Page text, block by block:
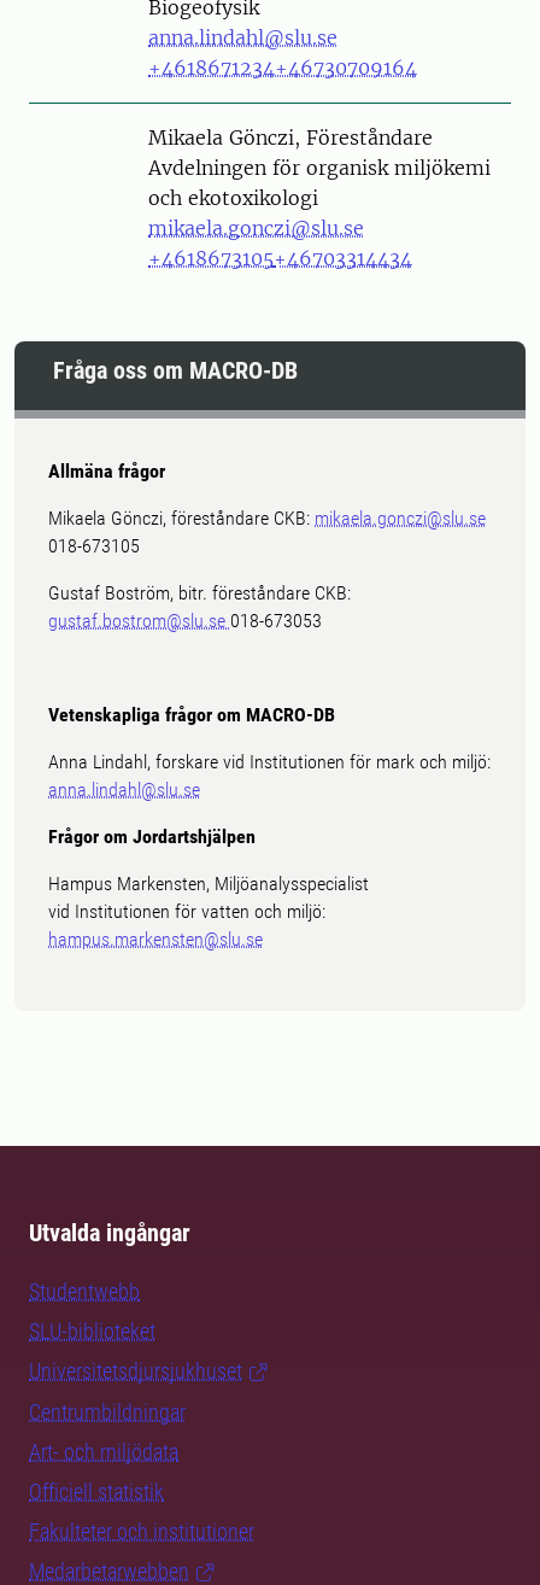
Biogeofysik
anna.lindahl@slu.se
+4618671234+46730709164
PersonMikaela Gönczi, Föreståndare
Avdelningen för organisk miljökemi
och ekotoxikologi
mikaela.gonczi@slu.se
+4618673105+46703314434
Fråga oss om MACRO-DB
Allmäna frågor
Mikaela Gönczi, föreståndare CKB: mikaela.gonczi@slu.se
018-673105
Gustaf Boström, bitr. föreståndare CKB:
gustaf.bostrom@slu.se 018-673053
Vetenskapliga frågor om MACRO-DB
Anna Lindahl, forskare vid Institutionen för mark och miljö:
anna.lindahl@slu.se
Frågor om Jordartshjälpen
Hampus Markensten, Miljöanalysspecialist
vid Institutionen för vatten och miljö:
hampus.markensten@slu.se
Utvalda ingångar
Studentwebb
SLU-biblioteket
Universitetsdjursjukhuset
Centrumbildningar
Art- och miljödata
Officiell statistik
Fakulteter och institutioner
Medarbetarwebben